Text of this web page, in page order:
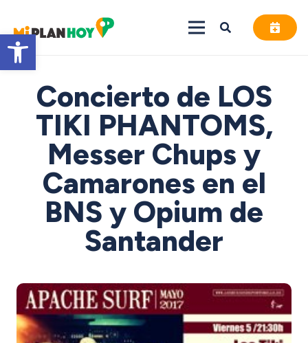
Abrir barra de herramientas
Concierto de LOS
TIKI PHANTOMS,
Messer Chups y
Camarones en el
BNS y Opium de
Santander